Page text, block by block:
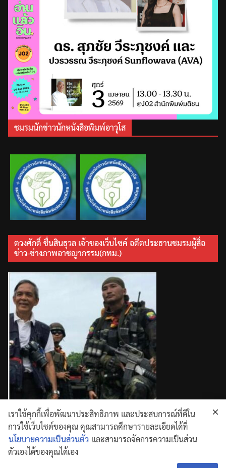
ชมรมนักข่าวนักหนังสือพิมพ์อาวุโส
ตวงศักดิ์ ชื่นสินธุวล เจ้าของเว็บไซค์ อดีตประธานชมรมผู้สื่อ
ข่าว-ช่างภาพอาชญากรรม(กทม.)
เราใช้คุกกี้เพื่อพัฒนาประสิทธิภาพ และประสบการณ์ที่ดีใน
การใช้เว็บไซต์ของคุณ คุณสามารถศึกษารายละเอียดได้ที่
นโยบายความเป็นส่วนตัว และสามารถจัดการความเป็นส่วน
ตัวเองได้ของคุณได้เอง